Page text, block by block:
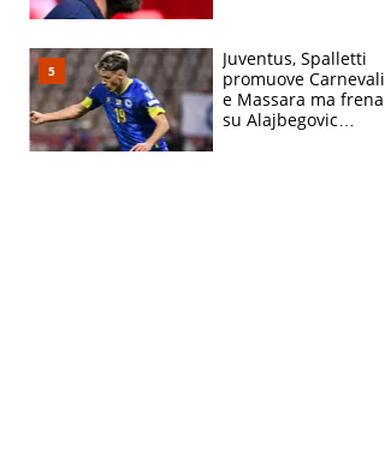
Juventus, Spalletti
promuove Carnevali
e Massara ma frena
su Alajbegovic